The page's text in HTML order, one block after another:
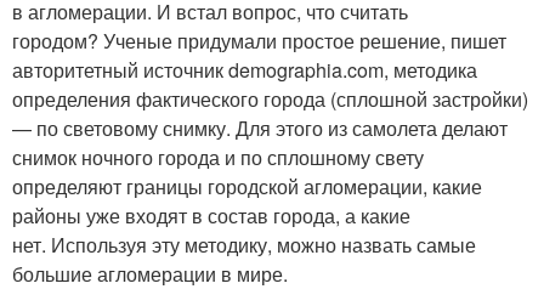
агломерация
в агломерации. И встал вопрос, что считать
городом? Ученые придумали простое решение, пишет
авторитетный источник demographia.com, методика
определения фактического города (сплошной застройки)
— по световому снимку. Для этого из самолета делают
снимок ночного города и по сплошному свету
определяют границы городской агломерации, какие
районы уже входят в состав города, а какие
нет. Используя эту методику, можно назвать самые
большие агломерации в мире.